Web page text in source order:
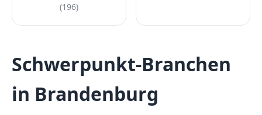
(196)
Schwerpunkt-Branchen
in Brandenburg